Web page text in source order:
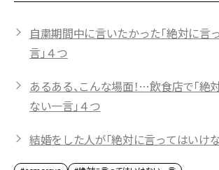
自粛期間中に言いたかった「絶対に言
言」４つ
あるある、こんな場面！…飲食店で「絶
ない一言」４つ
結婚をした人が「絶対に言ってはいけ